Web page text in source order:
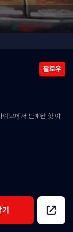
팔로우
브에서 판매된 힛 아
기